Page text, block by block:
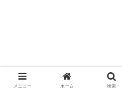
メニュー ホーム 検索